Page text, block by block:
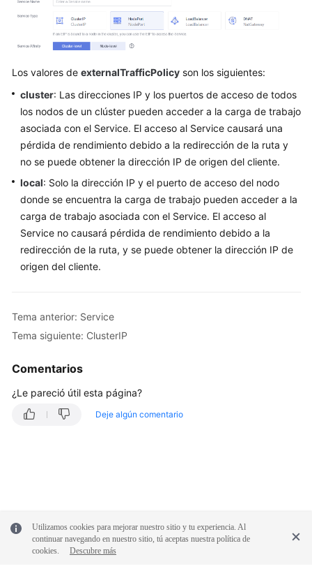
What's
Bulletin
Billing
Kubernetes
Best
Practices
SDK
Reference
Videos
Los valores de externalTrafficPolicy son los siguientes:
cluster: Las direcciones IP y los puertos de acceso de todos
los nodos de un clúster pueden acceder a la carga de trabajo
asociada con el Service. El acceso al Service causará una
pérdida de rendimiento debido a la redirección de la ruta y
no se puede obtener la dirección IP de origen del cliente.
local: Solo la dirección IP y el puerto de acceso del nodo
donde se encuentra la carga de trabajo pueden acceder a la
carga de trabajo asociada con el Service. El acceso al
Service no causará pérdida de rendimiento debido a la
redirección de la ruta, y se puede obtener la dirección IP de
origen del cliente.
Tema anterior: Service
Tema siguiente: ClusterIP
Comentarios
¿Le pareció útil esta página?
Deje algún comentario
Utilizamos cookies para mejorar nuestro sitio y tu experiencia. Al
continuar navegando en nuestro sitio, tú aceptas nuestra política de
cookies.
Descubre más